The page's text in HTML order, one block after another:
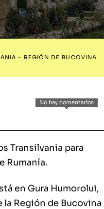
- REGIÓN DE BUCOVINA
No hay comentarios
Transilvania para
Rumanía.
en Gura Humorolui,
Región de Bucovina